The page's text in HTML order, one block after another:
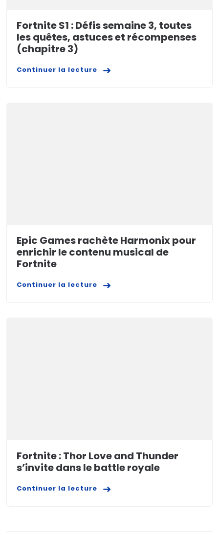
Fortnite S1 : Défis semaine 3, toutes
les quêtes, astuces et récompenses
(chapitre 3)
Continuer la lecture
Epic Games rachète Harmonix pour
enrichir le contenu musical de
Fortnite
Continuer la lecture
Fortnite : Thor Love and Thunder
s’invite dans le battle royale
Continuer la lecture